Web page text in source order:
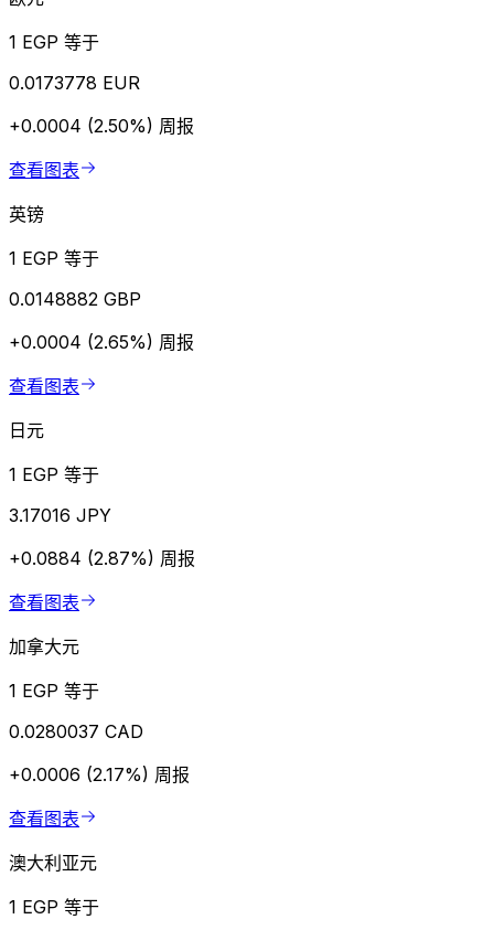
1 EGP 等于
0.0173778 EUR
+0.0004 (2.50%) 周报
查看图表
英镑
1 EGP 等于
0.0148882 GBP
+0.0004 (2.65%) 周报
查看图表
日元
1 EGP 等于
3.17016 JPY
+0.0884 (2.87%) 周报
查看图表
加拿大元
1 EGP 等于
0.0280037 CAD
+0.0006 (2.17%) 周报
查看图表
澳大利亚元
1 EGP 等于